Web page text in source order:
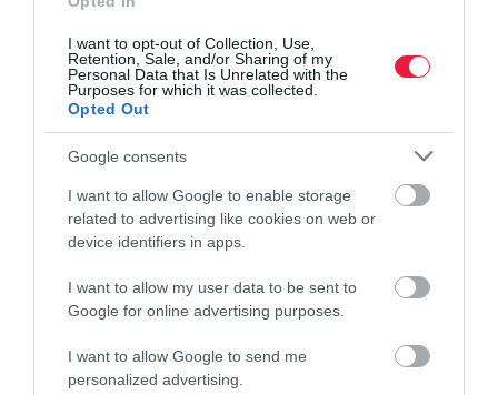
I want to opt-out of Collection, Use,
Retention, Sale, and/or Sharing of my
Personal Data that Is Unrelated with the
Purposes for which it was collected.
Opted Out
Google consents
I want to allow Google to enable storage
related to advertising like cookies on web or
device identifiers in apps.
I want to allow my user data to be sent to
Google for online advertising purposes.
I want to allow Google to send me
personalized advertising.
Vállalkozók figyelem! Fontos változás jön a
nyugtáknál!
Szeptember 1-től változnak a nyugta-adatszolgáltatási
kötelezettségek, több tízezer vállalkozás lehet érintett -
figyelmeztet a Számlázz.hu.